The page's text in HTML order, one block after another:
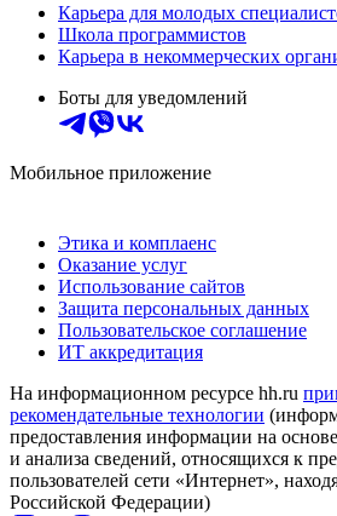
Карьера для молодых
Школа программистов
Карьера в некоммерческих
Боты для уведомлений
Мобильное приложение
Этика и комплаенс
Оказание услуг
Использование сайтов
Защита персональных данных
Пользовательское соглашение
ИТ аккредитация
На информационном ресурсе hh.ru
рекомендательные технологии
предоставления информации на
и анализа сведений, относящихся к
пользователей сети «Интернет»,
Российской Федерации)